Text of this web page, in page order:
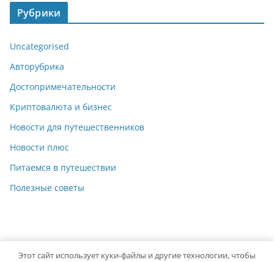
Рубрики
Uncategorised
Авторубрика
Достопримечательности
Криптовалюта и бизнес
Новости для путешественников
Новости плюс
Питаемся в путешествии
Полезные советы
Этот сайт использует куки-файлы и другие технологии, чтобы